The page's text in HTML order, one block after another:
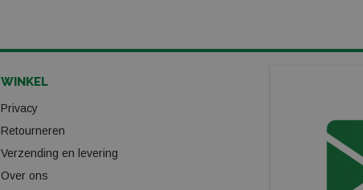
WINKEL
Privacy
Retourneren
Verzending en levering
Over ons
Kindergarantieplan
Gas omwisselpunt